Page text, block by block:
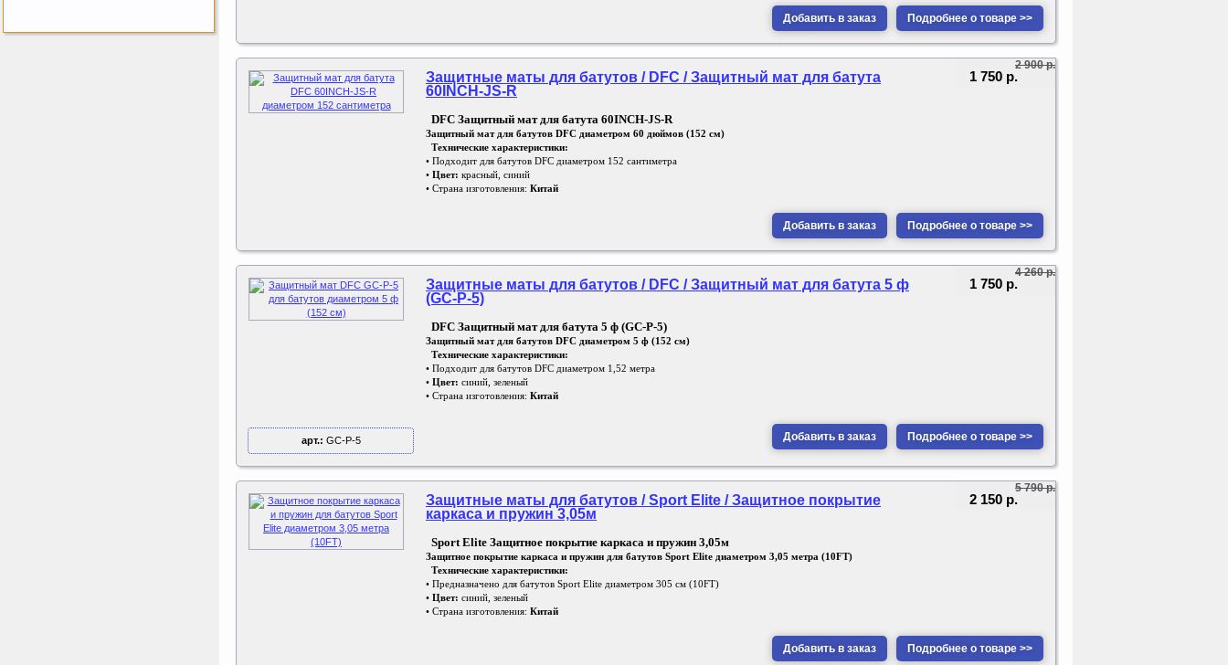
Добавить в заказ Подробнее о товаре >>
Защитные маты для батутов / DFC / Защитный мат для батута
60INCH-JS-R
DFC Защитный мат для батута 60INCH-JS-R
Защитный мат для батутов DFC диаметром 60 дюймов (152 см)
Технические характеристики:
• Подходит для батутов DFC диаметром 152 сантиметра
• Цвет: красный, синий
• Страна изготовления: Китай
Добавить в заказ Подробнее о товаре >>
2 900 р.
1 750 р.
Защитные маты для батутов / DFC / Защитный мат для батута 5 ф
(GC-P-5)
DFC Защитный мат для батута 5 ф (GC-P-5)
Защитный мат для батутов DFC диаметром 5 ф (152 см)
Технические характеристики:
• Подходит для батутов DFC диаметром 1,52 метра
• Цвет: синий, зеленый
• Страна изготовления: Китай
арт.: GC-P-5 Добавить в заказ Подробнее о товаре >>
4 260 р.
1 750 р.
Защитные маты для батутов / Sport Elite / Защитное покрытие
каркаса и пружин 3,05м
Sport Elite Защитное покрытие каркаса и пружин 3,05м
Защитное покрытие каркаса и пружин для батутов Sport Elite диаметром 3,05 метра (10FT)
Технические характеристики:
• Предназначено для батутов Sport Elite диаметром 305 см (10FT)
• Цвет: синий, зеленый
• Страна изготовления: Китай
Добавить в заказ Подробнее о товаре >>
5 790 р.
2 150 р.